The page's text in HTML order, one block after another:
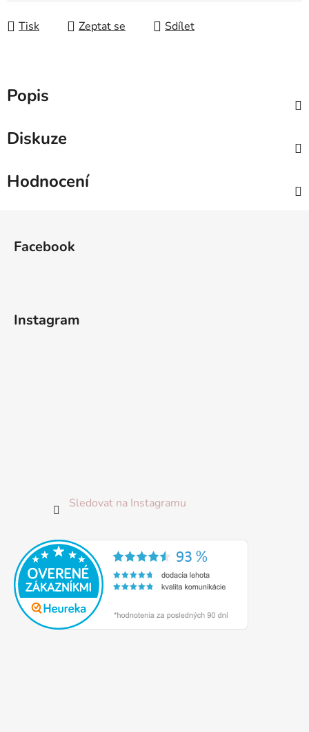
Tisk Zeptat se Sdílet
Popis
Diskuze
Hodnocení
Facebook
Instagram
Sledovat na Instagramu